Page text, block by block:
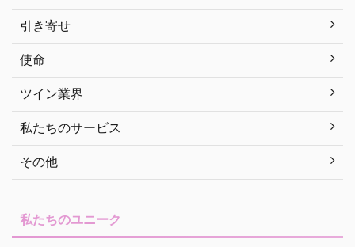
引き寄せ
使命
ツイン業界
私たちのサービス
その他
私たちのユニーク